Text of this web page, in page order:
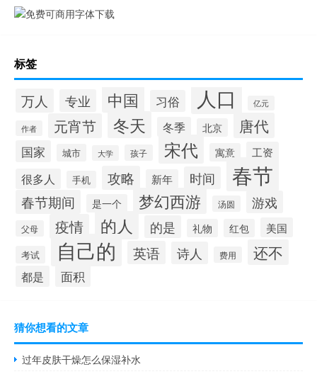
标签
万人 专业 中国 习俗 人口 亿元
作者 元宵节 冬天 冬季 北京 唐代
国家 城市 大学 孩子 宋代 寓意 工资
很多人 手机 攻略 新年 时间 春节
春节期间 是一个 梦幻西游 汤圆 游戏
父母 疫情 的人 的是 礼物 红包 美国
考试 自己的 英语 诗人 费用 还不
都是 面积
猜你想看的文章
过年皮肤干燥怎么保湿补水